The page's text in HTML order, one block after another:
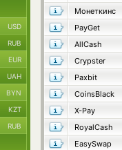
Монеткинс
PayGet
AllCash
Crypster
Paxbit
CoinsBlack
X-Pay
RoyalCash
EasySwap
USD
RUB
EUR
UAH
BYN
KZT
RUB